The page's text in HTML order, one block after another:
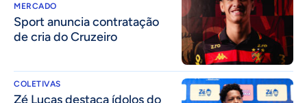
MERCADO
Sport anuncia contratação
de cria do Cruzeiro
COLETIVAS
Zé Lucas destaca ídolos do